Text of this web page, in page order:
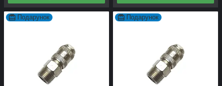
Подарунок Подарунок